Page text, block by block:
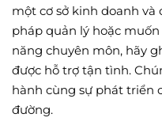
một cơ sở kinh doanh và
pháp quản lý hoặc
năng chuyên môn, hãy
được hỗ trợ tận tình.
hành cùng sự phát triển
đường.